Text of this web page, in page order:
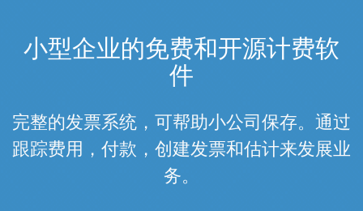
小型企业的免费和开源计费软
件
完整的发票系统，可帮助小公司保存。通过
跟踪费用，付款，创建发票和估计来发展业
务。